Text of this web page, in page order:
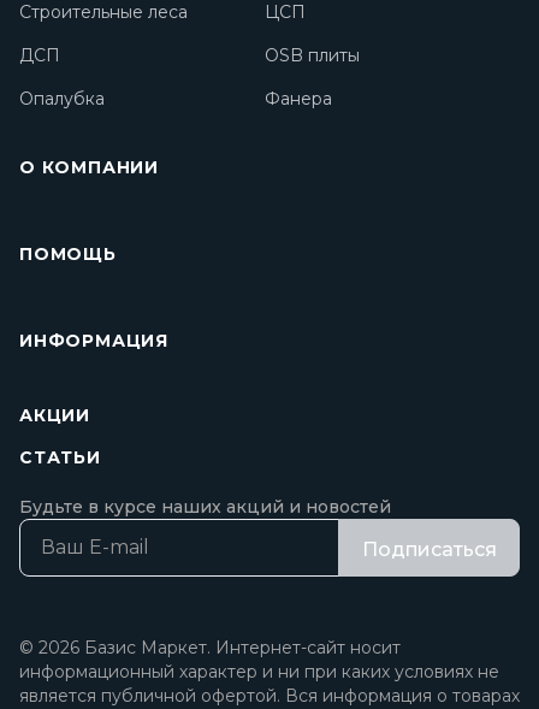
Строительные леса
ЦСП
ДСП
OSB плиты
Опалубка
Фанера
О КОМПАНИИ
ПОМОЩЬ
ИНФОРМАЦИЯ
АКЦИИ
СТАТЬИ
Будьте в курсе наших акций и новостей
Подписаться
© 2026 Базис Маркет. Интернет-сайт носит
информационный характер и ни при каких условиях не
является публичной офертой. Вся информация о товарах